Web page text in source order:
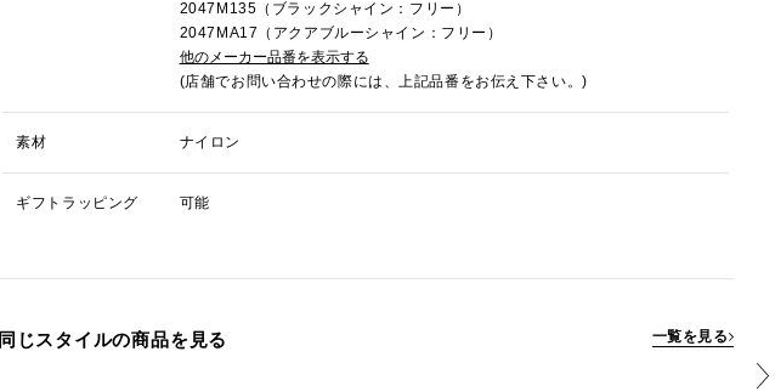
2047M135（ブラックシャイン：フリー）
2047MA17（アクアブルーシャイン：フリー）
他のメーカー品番を表示する
(店舗でお問い合わせの際には、上記品番をお伝え下さい。)
素材 ナイロン
ギフトラッピング 可能
同じスタイルの商品を見る 一覧を見る